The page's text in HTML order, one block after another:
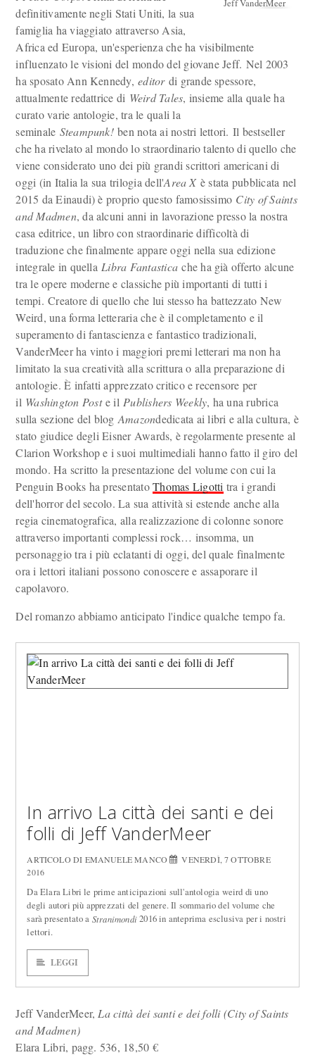
Jeff VanderMeer
definitivamente negli Stati Uniti, la sua
famiglia ha viaggiato attraverso Asia,
Africa ed Europa, un'esperienza che ha visibilmente
influenzato le visioni del mondo del giovane Jeff. Nel 2003
ha sposato Ann Kennedy,editor di grande spessore,
attualmente redattrice di Weird Tales, insieme alla quale ha
curato varie antologie, tra le quali la
seminale Steampunk!ben nota ai nostri lettori. Il bestseller
che ha rivelato al mondo lo straordinario talento di quello che
viene considerato uno dei più grandi scrittori americani di
oggi (in Italia la sua trilogia dell'Area Xè stata pubblicata nel
2015 da Einaudi) è proprio questo famosissimo City of Saints
and Madmen, da alcuni anni in lavorazione presso la nostra
casa editrice, un libro con straordinarie difficoltà di
traduzione che finalmente appare oggi nella sua edizione
integrale in quella Libra Fantasticache ha già offerto alcune
tra le opere moderne e classiche più importanti di tutti i
tempi. Creatore di quello che lui stesso ha battezzato New
Weird, una forma letteraria che è il completamento e il
superamento di fantascienza e fantastico tradizionali,
VanderMeer ha vinto i maggiori premi letterari ma non ha
limitato la sua creatività alla scrittura o alla preparazione di
antologie. È infatti apprezzato critico e recensore per
il Washington Poste il Publishers Weekly, ha una rubrica
sulla sezione del blog Amazondedicata ai libri e alla cultura, è
stato giudice degli Eisner Awards, è regolarmente presente al
Clarion Workshop e i suoi multimediali hanno fatto il giro del
mondo. Ha scritto la presentazione del volume con cui la
Penguin Books ha presentatoThomas Ligotti tra i grandi
dell'horror del secolo. La sua attività si estende anche alla
regia cinematografica, alla realizzazione di colonne sonore
attraverso importanti complessi rock… insomma, un
personaggio tra i più eclatanti di oggi, del quale finalmente
ora i lettori italiani possono conoscere e assaporare il
capolavoro.
Del romanzo abbiamo anticipato l'indice qualche tempo fa.
In arrivo La città dei santi e dei
folli di Jeff VanderMeer
ARTICOLO DI EMANUELE MANCO
VENERDÌ, 7 OTTOBRE
2016
Da Elara Libri le prime anticipazioni sull'antologia weird di uno
degli autori più apprezzati del genere. Il sommario del volume che
sarà presentato a Stranimondi2016 in anteprima esclusiva per i nostri
lettori.
LEGGI
Jeff VanderMeer, La città dei santi e dei folli (City of Saints
and Madmen)
Elara Libri, pagg. 536, 18,50 €